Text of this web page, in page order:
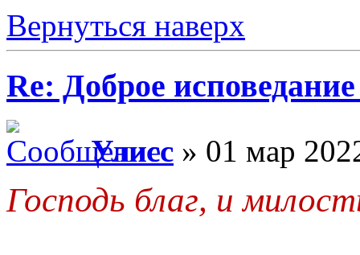
Вернуться наверх
Re: Доброе
Улисс » 01 мар
Господь благ, и